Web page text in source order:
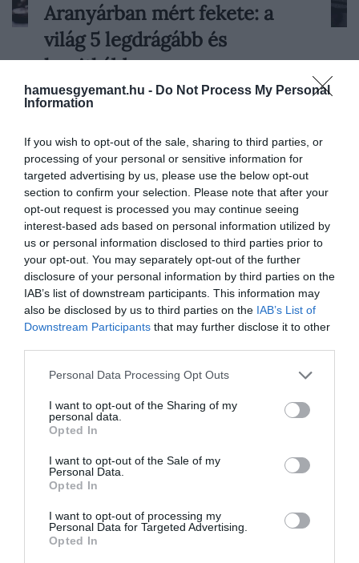
hamuesgyemant.hu - Do Not Process My Personal
Information
If you wish to opt-out of the sale, sharing to third parties, or
processing of your personal or sensitive information for
targeted advertising by us, please use the below opt-out
section to confirm your selection. Please note that after your
opt-out request is processed you may continue seeing
interest-based ads based on personal information utilized by
us or personal information disclosed to third parties prior to
your opt-out. You may separately opt-out of the further
disclosure of your personal information by third parties on the
IAB’s list of downstream participants. This information may
also be disclosed by us to third parties on the IAB’s List of
Downstream Participants that may further disclose it to other
Please note that this website/app uses one or more Google
not limited to your visit or usage behaviour. You may click to
grant or deny consent to Google and its third-party tags to
use your data for below specified purposes in below Google
consent section.
Personal Data Processing Opt Outs
I want to opt-out of the Sharing of my
personal data.
Opted In
I want to opt-out of the Sale of my
Personal Data.
Opted In
I want to opt-out of processing my
Personal Data for Targeted Advertising.
Opted In
Ahogy arról mi is beszámoltunk, a kávé
világpiaci ára az elmúlt években
látványosan megugrott. A háttérben
körüli bizonytalanság, a szélsőséges
kínálati…
Aranyárban mért fekete: a
világ 5 legdrágább és
legritkább…
TURI DÁNIEL